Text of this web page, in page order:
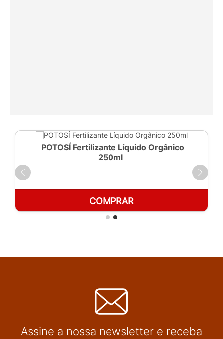
POTOSÍ Fertilizante Líquido Orgânico
250ml
COMPRAR
Assine a nossa newsletter e receba